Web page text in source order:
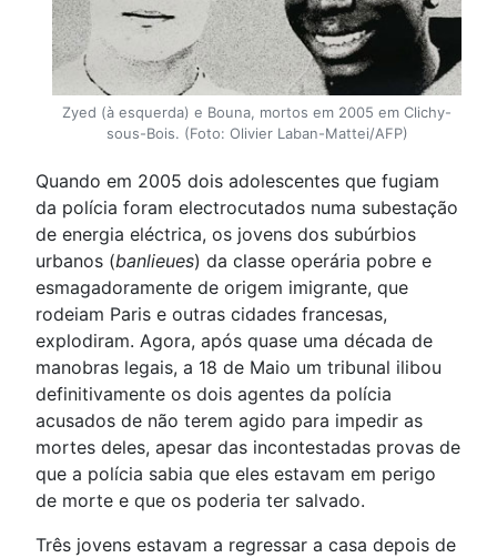
Zyed (à esquerda) e Bouna, mortos em 2005 em Clichy-
sous-Bois. (Foto: Olivier Laban-Mattei/AFP)
Quando em 2005 dois adolescentes que fugiam
da polícia foram electrocutados numa subestação
de energia eléctrica, os jovens dos subúrbios
urbanos (banlieues) da classe operária pobre e
esmagadoramente de origem imigrante, que
rodeiam Paris e outras cidades francesas,
explodiram. Agora, após quase uma década de
manobras legais, a 18 de Maio um tribunal ilibou
definitivamente os dois agentes da polícia
acusados de não terem agido para impedir as
mortes deles, apesar das incontestadas provas de
que a polícia sabia que eles estavam em perigo
de morte e que os poderia ter salvado.
Três jovens estavam a regressar a casa depois de